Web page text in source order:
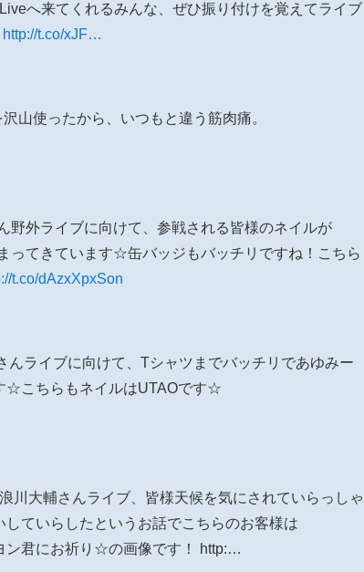
へ来てくれるみんな、ぜひ振り付けを覚えてライブ
http://t.co/xJF…
山使ったから、いつもと違う筋肉痛。
野外ライブに向けて、参戦される皆様のネイルが
ってきています☆缶バッジもバッチリですね！こちら
t.co/dAzxXpxSon
んライブに向けて、Tシャツまでバッチリであゆみー
☆こちらもネイルはUTAOです☆
川大輔さんライブ、皆様天候を気にされていらっしゃ
ていらしたというお話でこちらのお客様は
ン君にお祈り☆の画像です！ http:…